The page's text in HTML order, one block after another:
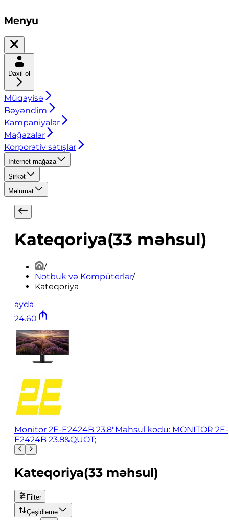
Menyu
Daxil ol
Müqayisə
Bəyəndim
Kampaniyalar
Mağazalar
Korporativ satışlar
İnternet mağaza
Şirkət
Məlumat
Kateqoriya(33 məhsul)
/
Notbuk və Kompüterlər/
Kateqoriya
ayda
24.60
Monitor 2E-E2424B 23.8"Məhsul kodu: MONITOR 2E-
E2424B 23.8&QUOT;
Kateqoriya(33 məhsul)
Filter
Çeşidləmə